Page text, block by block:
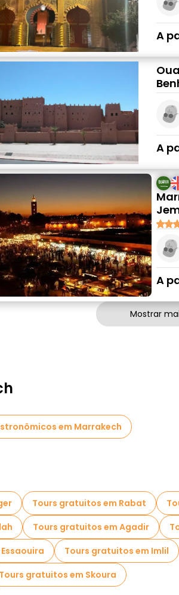
A
A
A
Mostrar
em Marrakech
Tours gratuitos em Rabat
Tours gratuitos em Agadir
Tours gratuitos em Imlil
Tours gratuitos em Skoura